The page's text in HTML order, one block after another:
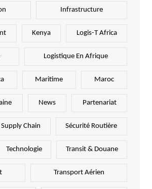
Infrastructure
Kenya Logis-T Africa
Logistique En Afrique
Maritime Maroc
News Partenariat
Supply Chain Sécurité Routière
Technologie Transit & Douane
Transport Aérien